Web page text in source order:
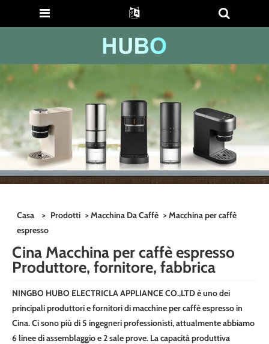
Casa > Prodotti >Macchina Da Caffè > Macchina per caffè
espresso
Cina Macchina per caffè espresso
Produttore, fornitore, fabbrica
NINGBO HUBO ELECTRICLA APPLIANCE CO.,LTD è uno dei
principali produttori e fornitori di macchine per caffè espresso in
Cina. Ci sono più di 5 ingegneri professionisti, attualmente abbiamo
6 linee di assemblaggio e 2 sale prove. La capacità produttiva